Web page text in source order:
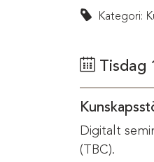
Kategori:
Tisdag
Digitalt
(TBC).